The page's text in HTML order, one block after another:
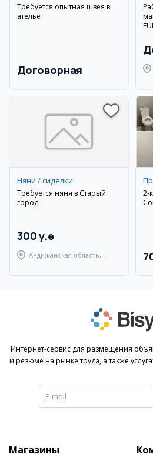
Требуется опытная швея в
ателье
Договорная
Няни / сиделки
Требуется няня в Старый
город
300 y.e
Андижанская область,
2-
Интернет-сервис для размещения
и резюме на рынке труда, а также
Магазины